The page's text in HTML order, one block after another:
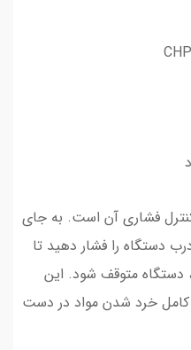
فشاری آن است. به جای
دستگاه را فشار دهید تا
دستگاه متوقف شود. این
خرد شدن مواد در دست